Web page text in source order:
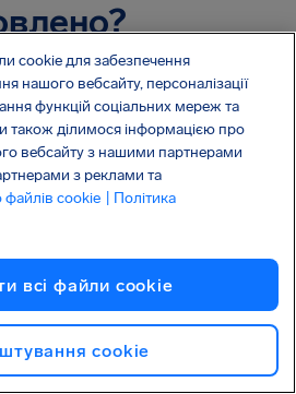
необхідні документи для
вашою заявою, нам
Однак її можна буде
час після надання відсутніх
продовжити роботу
компенсації.
свої особисті
особисті дані,
cookie для забезпечення
нашого вебсайту, персоналізації
функцій соціальних мереж та
також ділимося інформацією про
вебсайту з нашими партнерами
з реклами та
файлів cookie
| Політика
всі файли сookie
cookie